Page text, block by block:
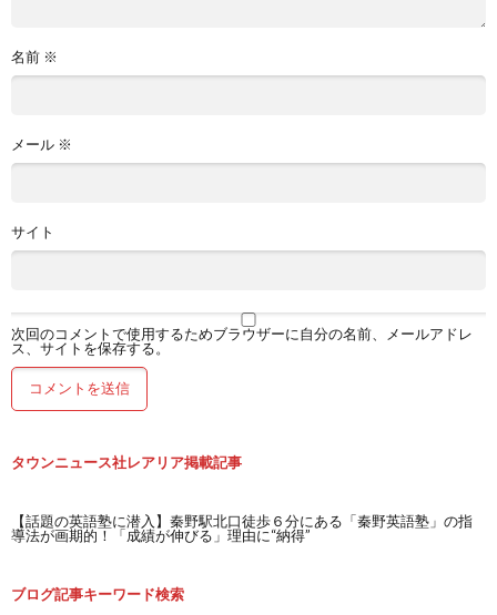
名前 ※
メール ※
サイト
次回のコメントで使用するためブラウザーに自分の名前、メールアドレ
ス、サイトを保存する。
タウンニュース社レアリア掲載記事
【話題の英語塾に潜入】秦野駅北口徒歩６分にある「秦野英語塾」の指
導法が画期的！「成績が伸びる」理由に“納得”
ブログ記事キーワード検索